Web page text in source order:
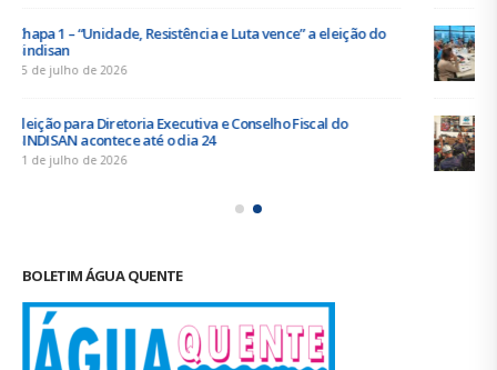
Urbanitários participam de reunião do Comitê de
16 de junho de 2026
Trabalhadores da Iguá Sergipe rejeitam contraproposta da
empresa para o ACT 2026-2027
11 de junho de 2026
BOLETIM ÁGUA QUENTE